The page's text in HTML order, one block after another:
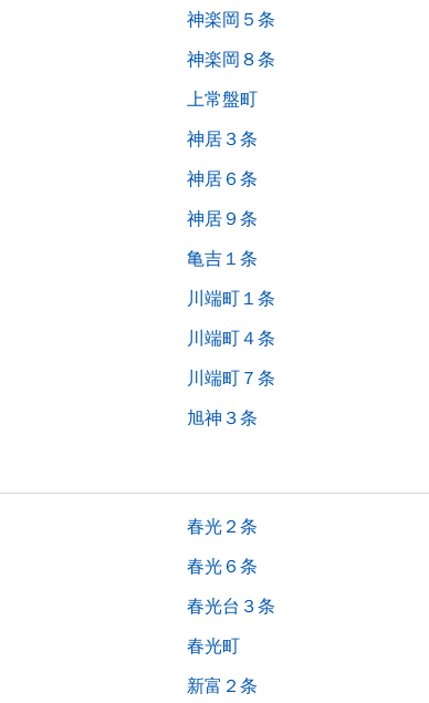
神楽岡５条
神楽岡８条
上常盤町
神居３条
神居６条
神居９条
亀吉１条
川端町１条
川端町４条
川端町７条
旭神３条
春光２条
春光６条
春光台３条
春光町
新富２条